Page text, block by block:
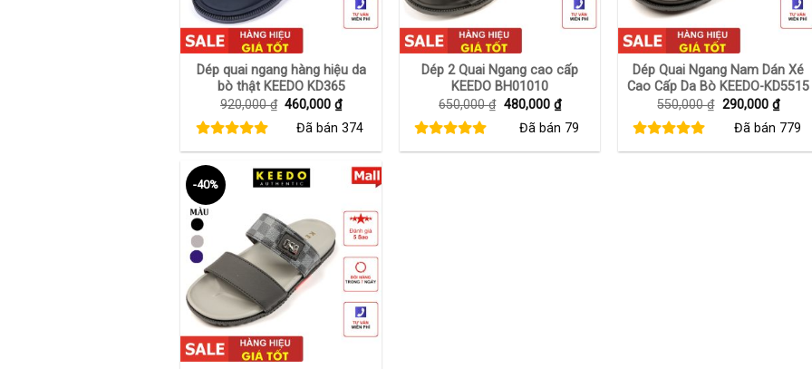
+
Dép quai ngang hàng hiệu da
bò thật KEEDO KD365
920,000₫ Giá
là:
460,000₫Giá
hiện
tại
460,000 ₫.
Đã bán374
+
Dép 2 Quai Ngang cao cấp
KEEDO BH01010
650,000₫ Giá
480,000 ₫Giá
hiện
tại
480,000 ₫.
Đã bán 79
+
Dép Quai Ngang Nam Dán Xé
Cao Cấp Da Bò KEEDO-KD5515
550,000₫ Giá
290,000 ₫Giá
hiện
tại
Đã bán 779
-40%
+